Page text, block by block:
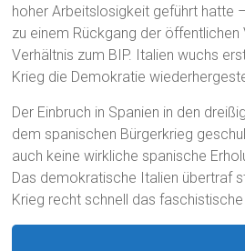
hoher Arbeitslosigkeit geführt hatte
zu einem Rückgang der öffentlichen
Verhältnis zum BIP. Italien wuchs
Krieg die Demokratie
Der Einbruch in Spanien in den
dem spanischen Bürgerkrieg
auch keine wirkliche spanische
Das demokratische Italien übertraf
Krieg recht schnell das